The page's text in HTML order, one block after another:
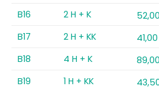
B16
2 H + K
B17
2 H + KK
B18
4 H + K
B19
1 H + KK